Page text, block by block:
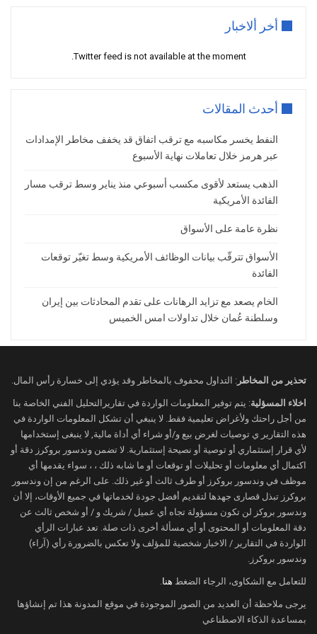
الاحتياطي الفيدرالي بسرعة لتقليص ميزانيته
وطمأنت التصريحات حيال الفترة التي قد يستغرقها
وأكّد وزير الخزانة الأمريكية بأن “وارش” عند استلامه
الفيدرالي.
عند 9 ترليون دولار قبل خفضها عام 2025 إلى 6.6
ترليون.
ترقّب الأسواق للبيانات الاقتصادية
الأمريكية
واضحة مع بداية تداول هذا الأسبوع، فالأسواق تترقّب
العديد منها.
وستصدر هذا الأسبوع بيانات تم تأجيلها بفعل الإغلاق
الماضي.
وفيما يلي بعض أهم البيانات الاقتصادية التي تترقّبها
الأسواق من الولايات المتحدّة الأمريكية:
اليوم الإثنين:
رغم عدم وجود بيانات اقتصادية ذات تأثير ملموس تم
جدولتها على الأجندة الاقتصادية، إلا أن الأسواق
تترقّب تصريحات.
وسيقدّم أعضاء الفيدرالي الأمريكي “والار” وكذلك
“مان” تصريحات هذا اليوم، قد تؤثّر بالأسواق ولو
بشكل محدود.
غداً الثلاثاء:
أخر ألاخبار
Twitter feed is not available at the moment.
أحدث المقالات
النفط يخسر مكاسبه مع ترقب اتفاق قد يخفف مخاطر الإمدادات
عبر هرمز خلال تعاملات نهاية الأسبوع
الذهب يستعد لأقوى مكسب أسبوعي منذ يناير وسط ترقب مسار
الفائدة الأمريكية
نظرة عامة على الأسواق
الأسواق تترقّب بيانات الوظائف الأمريكية وسط تغيّر توقعات
الفائدة
الخام يصعد مع تزايد الرهانات على تقدم المحادثات بين إيران
وسلطنة عُمان خلال تداولات امس الخميس
تحذير من المخاطر : التداول محفوف بالمخاطر وقد يؤدي إلى خسارة رأس المال.
اخلاء المسؤلية: يتم توفير المعلومات الواردة في تقاريرالتحليل الفني الخاصة بنا
من أجل راحتك ولأغراض تعليمية فقط. لا ينبغي أن تشكل المعلومات الواردة في
هذه التقارير ي توصيات لغرض بيع و/أو شراء أي أداة مالية, لا ينبغى إستخدامها
لأي قرار إستثماري أو توصية أو نصيحة إستثمارية. لا تضمن وندسور بروكرز دقة أو
اكتمال أي معلومات أو تحليلات أو توقعات أو ما شابه ذلك ، ، سواء يقدمها أي
موظف في وندسور بروكرز أو طرف ثالث أو غير ذلك. على الرغم من إن وندسور
بروكرز تبذل قصارى جهدها لتقديم أفضل جودة لخدماتها في جميع الأوقات، إلا أن
وندسور بروكز لن تكون مسؤولة تجاه أي عميل / شريك و / أو شخص ثالث عن
دقة المعلومات أو المحتوى أو أي مسألة أخرى ذات صلة. تعد عبارات الرأي
الواردة في التقارير / الاخبار شخصية للمؤلف ولا تعكس بالضرورة رأي (آراء)
وندسور بروكرز.
للتعامل مع الشكاوى، الرجاء الضغط هنا
يرجى ملاحظة أن العديد من الصور الموجودة في موقع المدونة هذا تم إنشاؤها
بمساعدة الذكاء الاصطناعي